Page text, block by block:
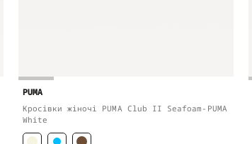
PUMA
Кросівки жіночі PUMA Club II Seafoam-PUMA
White